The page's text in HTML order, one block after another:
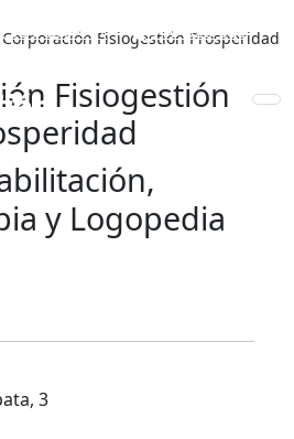
931 890 441 910 820 032
Corporación Fisiogestión Prosperidad
Fisiogestión
y Logopedia
3